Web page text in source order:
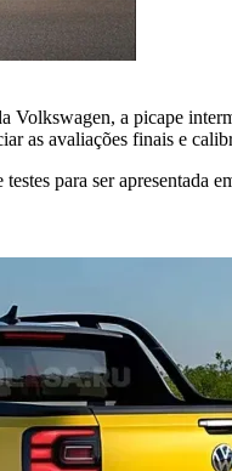
a picape
as avaliações finais e
testes para ser